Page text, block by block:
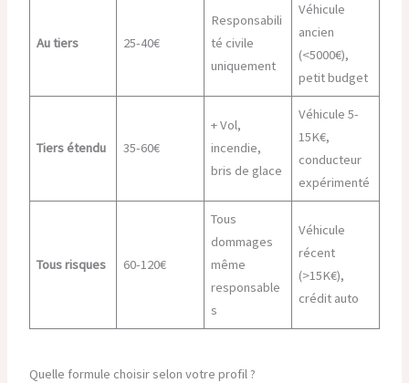
Au tiers 25-40€
Responsabili
té civile
uniquement
Véhicule
ancien
(<5000€),
petit budget
Tiers étendu 35-60€
+ Vol,
incendie,
bris de glace
Véhicule 5-
15K€,
conducteur
expérimenté
Tous risques 60-120€
Tous
dommages
même
responsable
s
Véhicule
récent
(>15K€),
crédit auto
Quelle formule choisir selon votre profil ?